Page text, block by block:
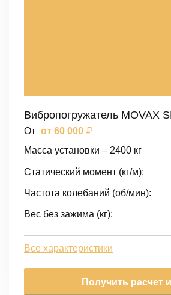
Вибропогружатель MOVAX
От от 60 000 ₽
Масса установки – 2400 кг
Статический момент (кг/м):
Частота колебаний (об/мин):
Вес без зажима (кг):
Все характеристики
Получить расчет